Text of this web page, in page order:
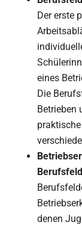
Der erste
eines
Die
Betrieben
denen